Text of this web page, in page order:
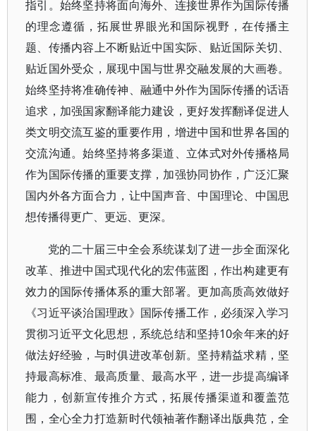
指引。始终坚持将面向海外、连接世界作为国际传播
的理念遵循，拓展世界眼光和国际视野，在传播主
题、传播内容上不断贴近中国实际、贴近国际关切、
贴近国外受众，展现中国与世界交融发展的大画卷。
始终坚持将准确传神、融通中外作为国际传播的话语
追求，加强国家翻译能力建设，更好发挥翻译促进人
类文明交流互鉴的重要作用，增进中国和世界各国的
交流沟通。始终坚持将多渠道、立体式对外传播格局
作为国际传播的重要支撑，加强协同协作，广泛汇聚
国内外各方面合力，让中国声音、中国理论、中国思
想传播得更广、更远、更深。
党的二十届三中全会系统谋划了进一步全面深化
改革、推进中国式现代化的宏伟蓝图，作出构建更有
效力的国际传播体系的重大部署。更加高质高效做好
《习近平谈治国理政》国际传播工作，必须深入学习
贯彻习近平文化思想，系统总结和坚持10余年来的好
做法好经验，与时俱进改革创新。坚持精益求精，坚
持最高标准、最高质量、最高水平，进一步提高编译
能力，创新宣传推介方式，拓展传播渠道和覆盖范
围，全心全力打造新时代领袖著作翻译出版典范，全